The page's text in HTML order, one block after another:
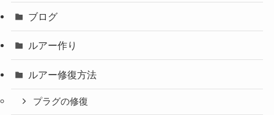
ブログ
ルアー作り
ルアー修復方法
プラグの修復